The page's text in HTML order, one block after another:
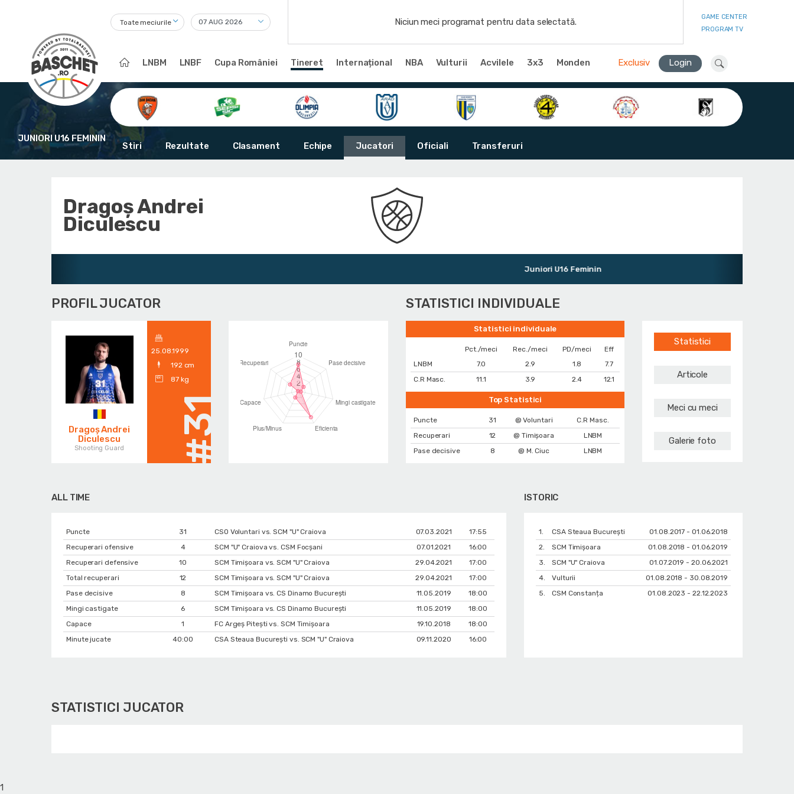
Toate meciurile Niciun meci programat pentru data selectată.
GAME CENTER
PROGRAM TV
LNBM LNBF Cupa României Tineret Internațional NBA Vulturii Acvilele 3x3 Monden Exclusiv Login
JUNIORI U16 FEMININ
Stiri Rezultate Clasament Echipe Jucatori Oficiali Transferuri
Dragoș Andrei
Diculescu
Juniori U16 Feminin
PROFIL JUCATOR
Dragoș Andrei
Diculescu
Shooting Guard
25.08.1999
192 cm
87 kg
#31
STATISTICI INDIVIDUALE
Statistici individuale
Pct./meci Rec./meci PD/meci
Eff
LNBM
7.0 2.9 1.8
7.7
C.R Masc.
11.1 3.9 2.4 12.1
Top Statistici
Puncte 31 @ Voluntari
C.R Masc.
Recuperari
12 @ Timișoara
LNBM
Pase decisive
8 @ M. Ciuc LNBM
Statistici
Articole
Meci cu meci
Galerie foto
ALL TIME
Puncte 31 CSO Voluntari vs. SCM "U" Craiova 07.03.2021
17:55
Recuperari ofensive
4 SCM "U" Craiova vs. CSM Focșani 07.01.2021
16:00
Recuperari defensive
10 SCM Timișoara vs. SCM "U" Craiova 29.04.2021
17:00
Total recuperari
12 SCM Timișoara vs. SCM "U" Craiova 29.04.2021
17:00
Pase decisive
8 SCM Timișoara vs. CS Dinamo Bucureşti 11.05.2019
18:00
Mingi castigate
6 SCM Timișoara vs. CS Dinamo Bucureşti 11.05.2019
18:00
Capace
1 FC Argeș Pitești vs. SCM Timișoara 19.10.2018
18:00
Minute jucate
40:00 CSA Steaua București vs. SCM "U" Craiova 09.11.2020 16:00
ISTORIC
1. CSA Steaua București
01.08.2017 - 01.06.2018
2.
SCM Timișoara
01.08.2018 - 01.06.2019
3.
SCM "U" Craiova
01.07.2019 - 20.06.2021
4.
Vulturii
01.08.2018 - 30.08.2019
5.
CSM Constanța 01.08.2023 - 22.12.2023
STATISTICI JUCATOR
1